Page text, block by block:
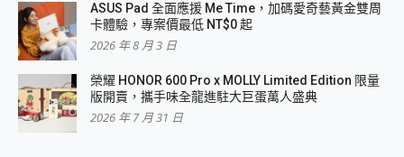
ASUS Pad 全面應援 Me Time，加碼愛奇藝黃金雙周
卡體驗，專案價最低 NT$0 起
2026 年 8 月 3 日
榮耀 HONOR 600 Pro x MOLLY Limited Edition 限量
版開賣，攜手味全龍進駐大巨蛋萬人盛典
2026 年 7 月 31 日